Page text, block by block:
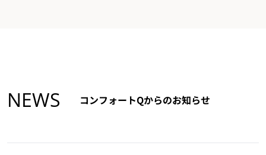
NEWS コンフォートQからのお知らせ